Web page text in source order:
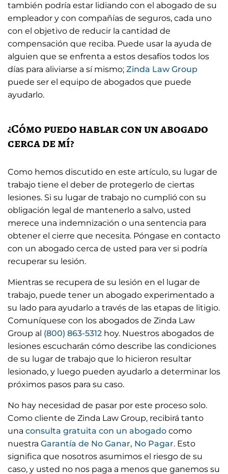
también podría estar lidiando con el abogado de su
empleador y con compañías de seguros, cada uno
con el objetivo de reducir la cantidad de
compensación que reciba. Puede usar la ayuda de
alguien que se enfrenta a estos desafíos todos los
días para aliviarse a sí mismo; Zinda Law Group
puede ser el equipo de abogados que puede
ayudarlo.
¿Cómo puedo hablar con un abogado
cerca de mí?
Como hemos discutido en este artículo, su lugar de
trabajo tiene el deber de protegerlo de ciertas
lesiones. Si su lugar de trabajo no cumplió con su
obligación legal de mantenerlo a salvo, usted
merece una indemnización o una sentencia para
obtener el cierre que necesita. Póngase en contacto
con un abogado cerca de usted para ver si podría
recuperar su lesión.
Mientras se recupera de su lesión en el lugar de
trabajo, puede tener un abogado experimentado a
su lado para ayudarlo a través de las etapas de litigio.
Comuníquese con los abogados de Zinda Law
Group al (800) 863-5312 hoy. Nuestros abogados de
lesiones escucharán cómo describe las condiciones
de su lugar de trabajo que lo hicieron resultar
lesionado, y luego pueden ayudarlo a determinar los
próximos pasos para su caso.
No hay necesidad de pasar por este proceso solo.
Como cliente de Zinda Law Group, recibirá tanto
una consulta gratuita con un abogado como
nuestra Garantía de No Ganar, No Pagar. Esto
significa que nosotros asumimos el riesgo de su
caso, y usted no nos paga a menos que ganemos su